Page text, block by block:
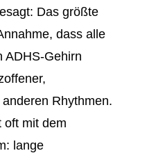
Das größte
dass alle
ADHS-Gehirn
Rhythmen.
oft mit dem
lange